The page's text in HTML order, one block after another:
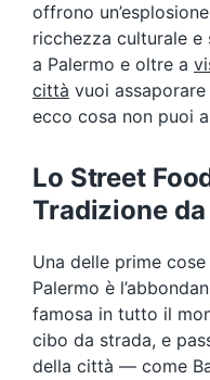
offrono
ricchezza culturale
a Palermo e oltre a
città vuoi
ecco cosa non puoi
Lo Street
Tradizione
Una delle prime
Palermo è
famosa in tutto il
cibo da strada, e
della città — come